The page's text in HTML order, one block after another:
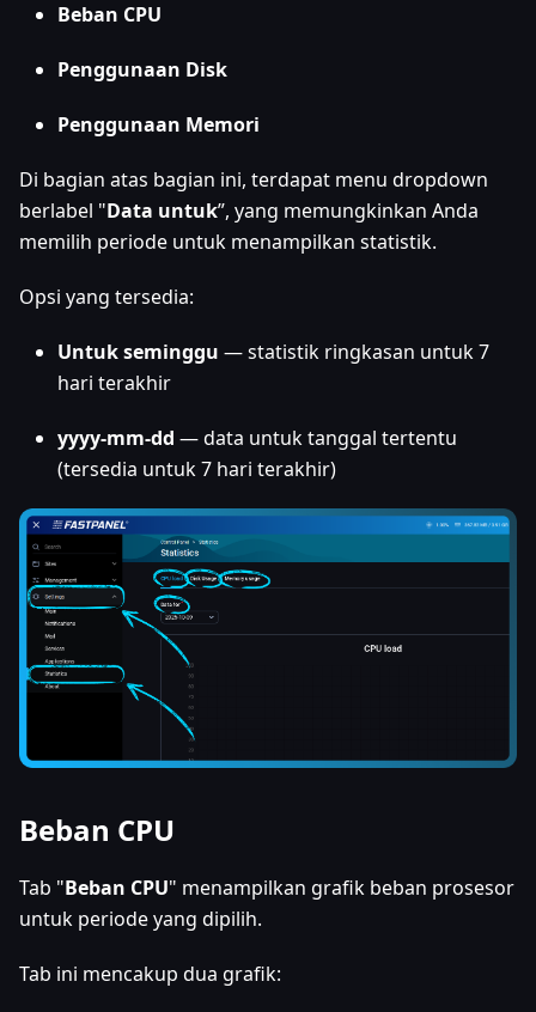
Beban CPU
Penggunaan Disk
Penggunaan Memori
Di bagian atas bagian ini, terdapat menu dropdown
berlabel "Data untuk”, yang memungkinkan Anda
memilih periode untuk menampilkan statistik.
Opsi yang tersedia:
Untuk seminggu — statistik ringkasan untuk 7
hari terakhir
yyyy-mm-dd — data untuk tanggal tertentu
(tersedia untuk 7 hari terakhir)
Beban CPU
Tab "Beban CPU" menampilkan grafik beban prosesor
untuk periode yang dipilih.
Tab ini mencakup dua grafik: